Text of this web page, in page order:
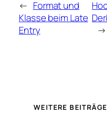
← Format und
Klasse beim Late
Entry
→
WEITERE BEITRÄGE